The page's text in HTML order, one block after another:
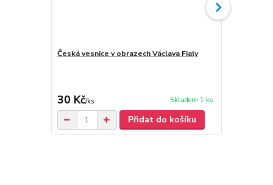
Česká vesnice v obrazech Václava Fialy
30 Kč/ks Skladem 1 ks
Přidat do košíku